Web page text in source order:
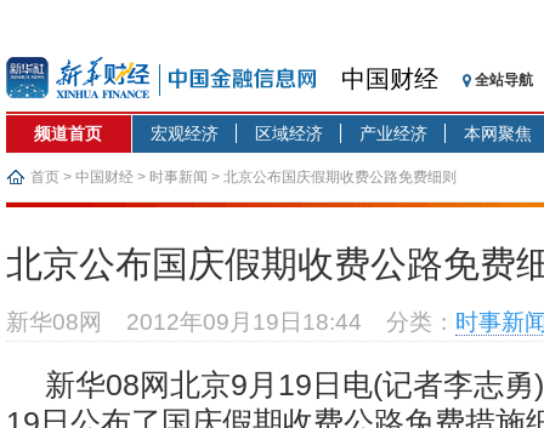
中国财经 全站导航
频道首页 宏观经济 区域经济 产业经济 本网聚焦
首页 > 中国财经 > 时事新闻 > 北京公布国庆假期收费公路免费细则
北京公布国庆假期收费公路免费
新华08网 2012年09月19日18:44 分类： 时事新
新华08网北京9月19日电(记者李志